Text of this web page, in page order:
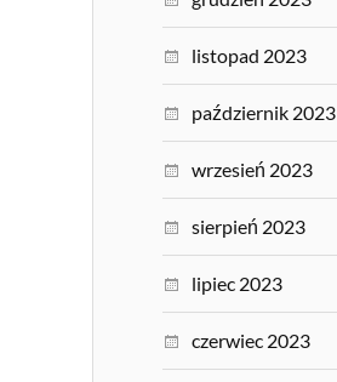
listopad 2023
październik 2023
wrzesień 2023
sierpień 2023
lipiec 2023
czerwiec 2023